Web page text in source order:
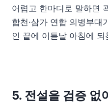
어렵고 한마디로 말하면
합천·삼가 연합 의병부대
인 끝에 이튿날 아침에
5. 전설을 검증 없